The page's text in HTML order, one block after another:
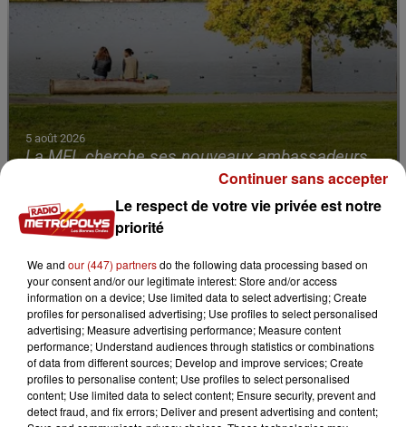
5 août 2026
La MEL cherche ses nouveaux ambassadeurs
Le respect de votre vie privée est notre
priorité
We and our (447) partnersdo the following data processing based on
your consent and/or our legitimate interest: Store and/or access
information on a device; Use limited data to select advertising; Create
profiles for personalised advertising; Use profiles to select personalised
advertising; Measure advertising performance; Measure content
performance; Understand audiences through statistics or combinations
of data from different sources; Develop and improve services; Create
profiles to personalise content; Use profiles to select personalised
content; Use limited data to select content; Ensure security, prevent and
detect fraud, and fix errors; Deliver and present advertising and content;
Continuer sans accepter